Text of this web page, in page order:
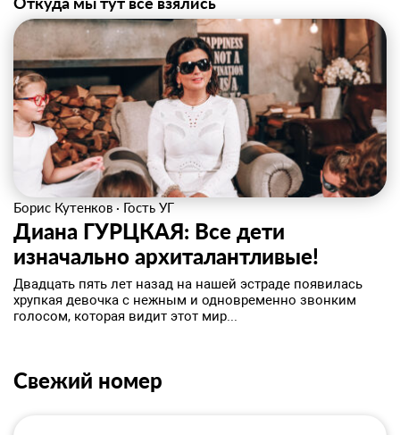
Борис Кутенков · Гость УГ
Диана ГУРЦКАЯ: Все дети
изначально архиталантливые!
Двадцать пять лет назад на нашей эстраде появилась
хрупкая девочка с нежным и одновременно звонким
голосом, которая видит этот мир...
Свежий номер